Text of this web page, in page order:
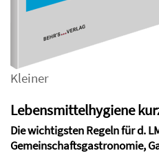
Kleiner
Lebensmittelhygiene
Die wichtigsten Regeln für d.
Gemeinschaftsgastronomie,